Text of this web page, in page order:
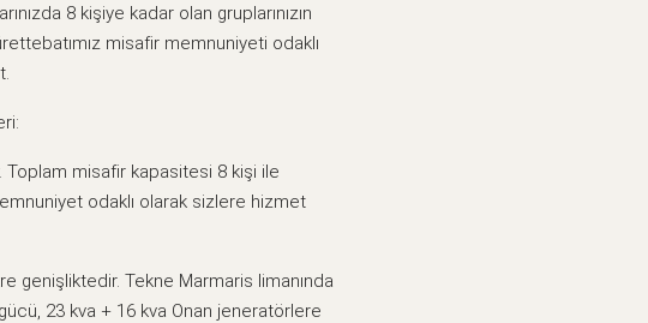
8 kişiye kadar olan gruplarınızın
misafir memnuniyeti odaklı
Toplam misafir kapasitesi 8 kişi ile
odaklı olarak sizlere hizmet
genişliktedir. Tekne Marmaris limanında
23 kva + 16 kva Onan jeneratörlere